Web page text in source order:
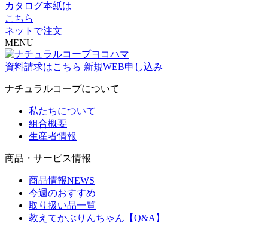
カタログ本紙は
こちら
ネットで注文
MENU
資料請求はこちら 新規WEB申し込み
ナチュラルコープについて
私たちについて
組合概要
生産者情報
商品・サービス情報
商品情報NEWS
今週のおすすめ
取り扱い品一覧
教えてかぶりんちゃん【Q&A】